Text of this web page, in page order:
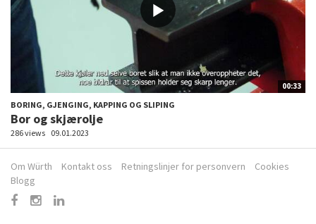
00:33
BORING, GJENGING, KAPPING OG SLIPING
Bor og skjærolje
286 views 09.01.2023
Om Würth Kontakt oss Retningslinjer for personvern
Cookies
Blogg